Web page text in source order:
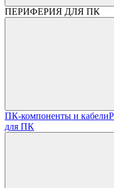
ПЕРИФЕРИЯ ДЛЯ ПК
ПК-компоненты и кабели
для ПК